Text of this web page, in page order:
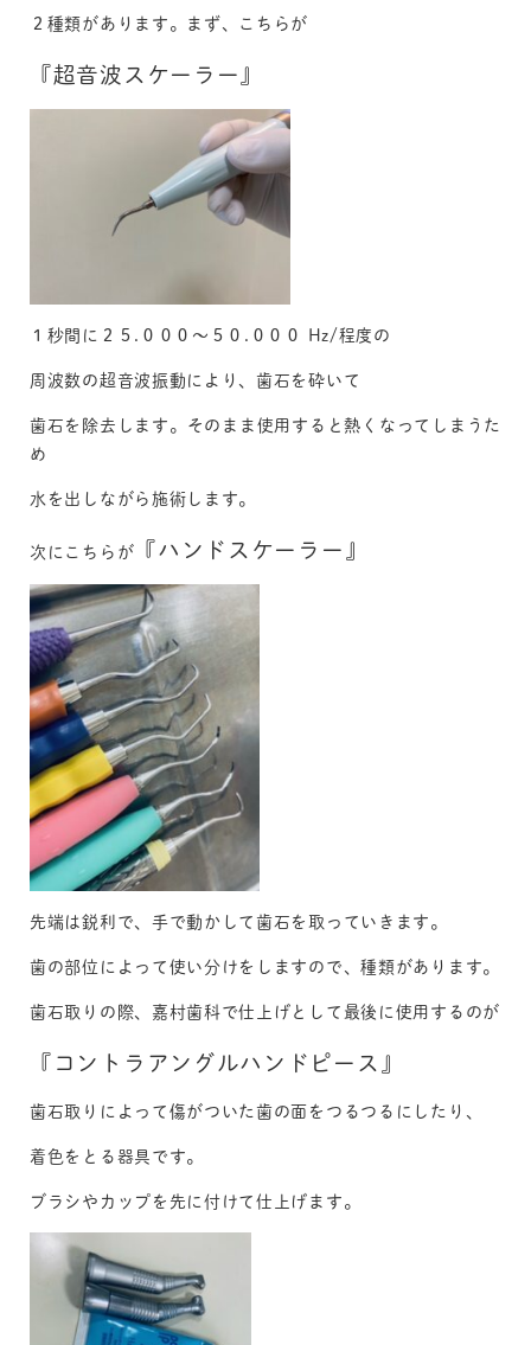
２種類があります。まず、こちらが
『超音波スケーラー』
１秒間に２５.０００～５０.０００ Hz/程度の
周波数の超音波振動により、歯石を砕いて
歯石を除去します。そのまま使用すると熱くなってしまうた
め
水を出しながら施術します。
次にこちらが 『ハンドスケーラー』
先端は鋭利で、手で動かして歯石を取っていきます。
歯の部位によって使い分けをしますので、種類があります。
歯石取りの際、嘉村歯科で仕上げとして最後に使用するのが
『コントラアングルハンドピース』
歯石取りによって傷がついた歯の面をつるつるにしたり、
着色をとる器具です。
ブラシやカップを先に付けて仕上げます。